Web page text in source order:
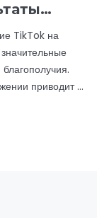
TikTok на
приводит к